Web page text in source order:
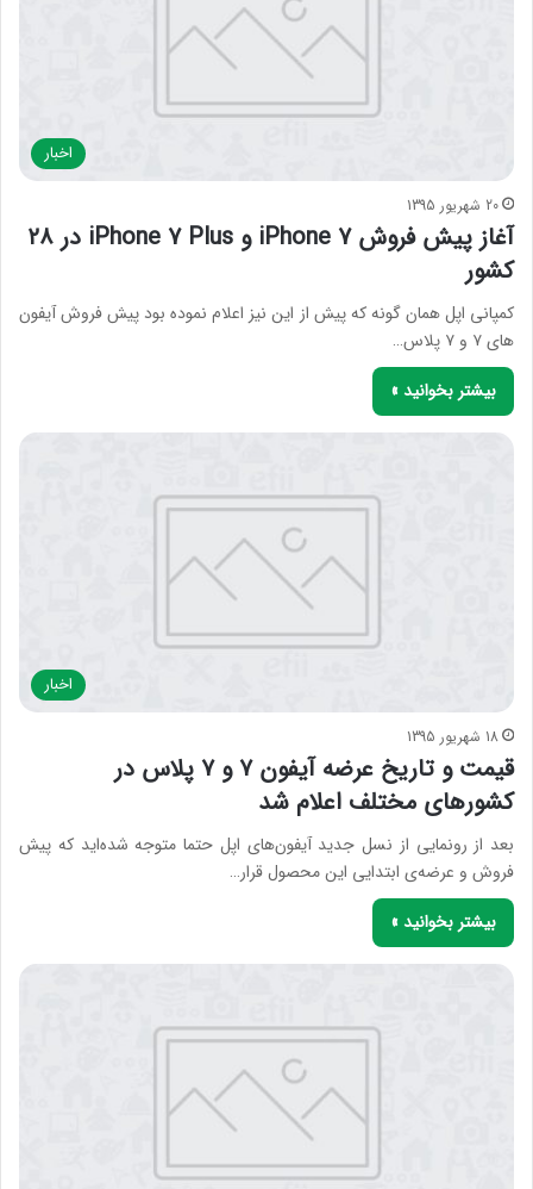
اخبار
20 شهریور 1395
آغاز پیش فروش iPhone 7 و iPhone 7 Plus در ۲۸
کشور
کمپانی اپل همان گونه که پیش از این نیز اعلام نموده بود پیش فروش آیفون
های ۷ و ۷ پلاس…
بیشتر بخوانید »
اخبار
18 شهریور 1395
قیمت و تاریخ عرضه آیفون ۷ و ۷ پلاس در
کشورهای مختلف اعلام شد
بعد از رونمایی از نسل جدید آیفون‌های اپل حتما متوجه شده‌اید که پیش
فروش و عرضه‌ی ابتدایی این محصول قرار…
بیشتر بخوانید »